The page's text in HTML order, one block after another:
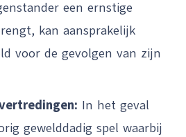
een ernstige
kan aansprakelijk
voor de gevolgen van zijn
In het geval
gewelddadig spel waarbij